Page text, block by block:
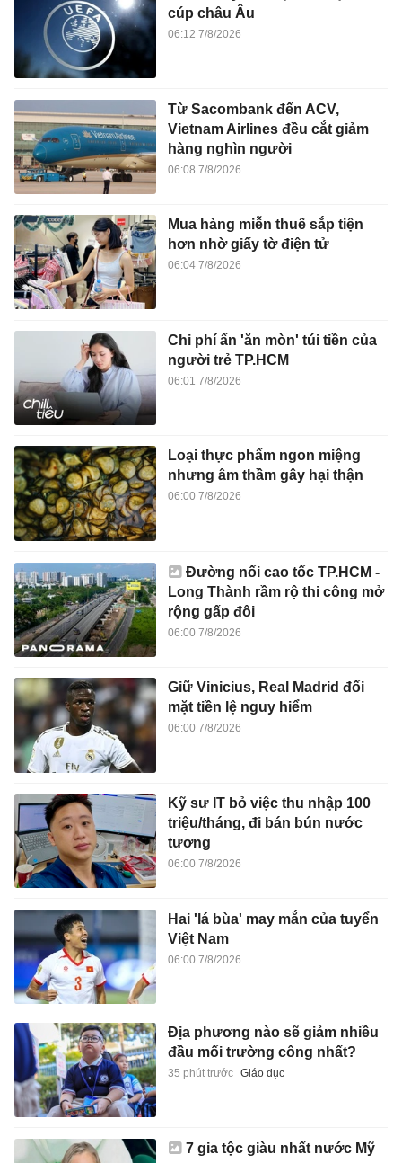
cúp châu Âu
06:12 7/8/2026
Từ Sacombank đến ACV,
Vietnam Airlines đều cắt giảm
hàng nghìn người
06:08 7/8/2026
Mua hàng miễn thuế sắp tiện
hơn nhờ giấy tờ điện tử
06:04 7/8/2026
Chi phí ẩn 'ăn mòn' túi tiền của
người trẻ TP.HCM
06:01 7/8/2026
Loại thực phẩm ngon miệng
nhưng âm thầm gây hại thận
06:00 7/8/2026
Đường nối cao tốc TP.HCM -
Long Thành rầm rộ thi công mở
rộng gấp đôi
06:00 7/8/2026
Giữ Vinicius, Real Madrid đối
mặt tiền lệ nguy hiểm
06:00 7/8/2026
Kỹ sư IT bỏ việc thu nhập 100
triệu/tháng, đi bán bún nước
tương
06:00 7/8/2026
Hai 'lá bùa' may mắn của tuyển
Việt Nam
06:00 7/8/2026
Địa phương nào sẽ giảm nhiều
đầu mối trường công nhất?
35 phút trước Giáo dục
7 gia tộc giàu nhất nước Mỹ